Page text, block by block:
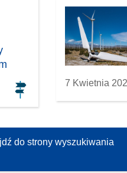
7 Kwietnia
do strony wyszukiwania